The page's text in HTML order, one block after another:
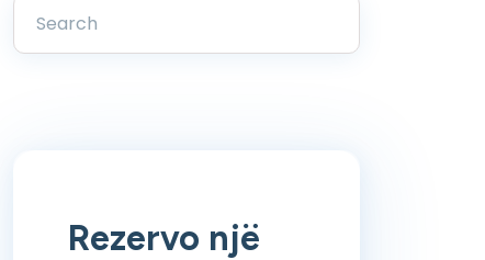
Rezervo një